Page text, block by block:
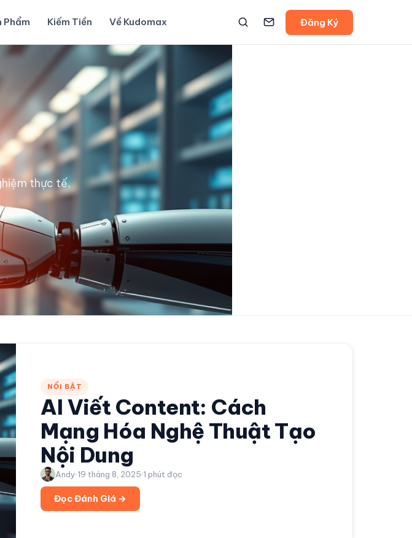
Phẩm Kiếm Tiền Về Kudomax Đăng Ký
thực tế,
NỔI BẬT
AI Viết Content: Cách
Mạng Hóa Nghệ Thuật Tạo
Nội Dung
Andy 19 tháng 8, 2025 1 phút đọc
Đọc Đánh Giá →